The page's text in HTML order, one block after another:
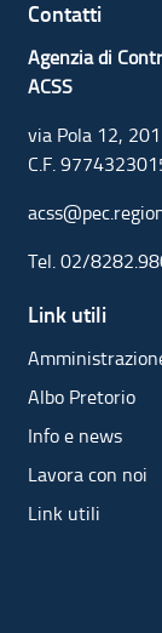
Contatti
Agenzia di
ACSS
via Pola 12,
C.F.
Tel.02/
Link utili
Albo Pretorio
Info e news
Lavora con noi
Link utili